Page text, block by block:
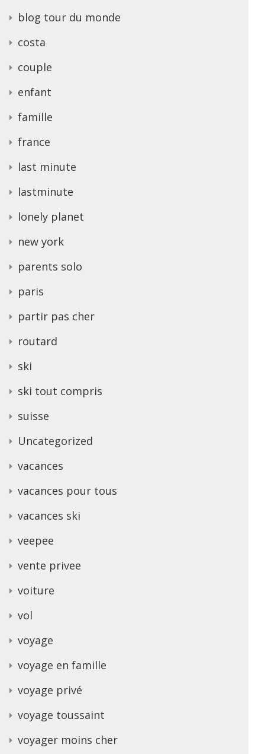
blog tour du monde
costa
couple
enfant
famille
france
last minute
lastminute
lonely planet
new york
parents solo
paris
partir pas cher
routard
ski
ski tout compris
suisse
Uncategorized
vacances
vacances pour tous
vacances ski
veepee
vente privee
voiture
vol
voyage
voyage en famille
voyage privé
voyage toussaint
voyager moins cher